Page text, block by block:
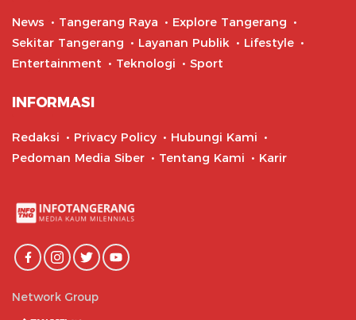
News Tangerang Raya
Explore Tangerang
Sekitar Tangerang
Layanan Publik
Lifestyle
Entertainment
Teknologi Sport
INFORMASI
Redaksi Privacy Policy
Hubungi Kami
Pedoman Media Siber
Tentang Kami Karir
Network Group